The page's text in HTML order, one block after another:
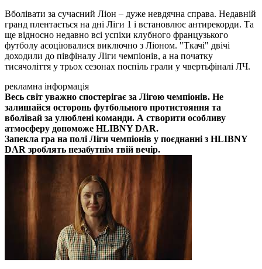
Вболівати за сучасний Ліон – дуже невдячна справа. Недавній
гранд плентається на дні Ліги 1 і встановлює антирекорди. Та
ще відносно недавно всі успіхи клубного французького
футболу асоціювалися виключно з Ліоном. "Ткачі" двічі
доходили до півфіналу Ліги чемпіонів, а на початку
тисячоліття у трьох сезонах поспіль грали у чвертьфіналі ЛЧ.
рекламна інформація
Весь світ уважно спостерігає за Лігою чемпіонів. Не
залишайся осторонь футбольного протистояння та
вболівай за улюблені команди. А створити особливу
атмосферу допоможе HLIBNY DAR.
Запекла гра на полі Ліги чемпіонів у поєднанні з HLIBNY
DAR зроблять незабутнім твій вечір.